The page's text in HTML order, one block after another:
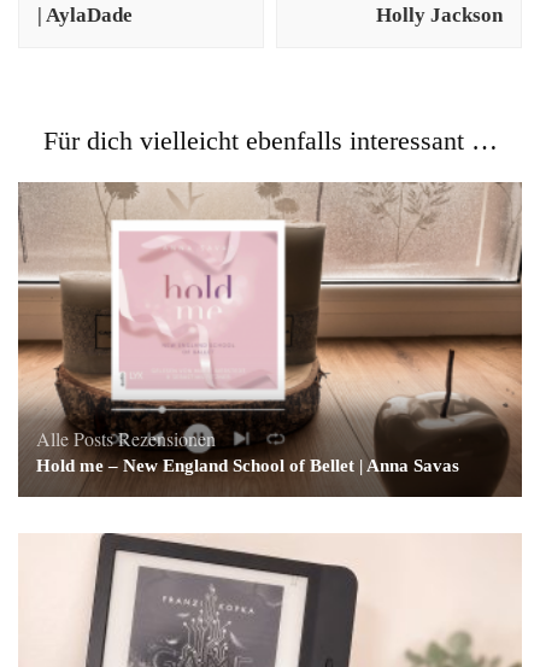
| AylaDade
Holly Jackson
Für dich vielleicht ebenfalls interessant …
Alle PostsRezensionen
Hold me – New England School of Bellet | Anna Savas